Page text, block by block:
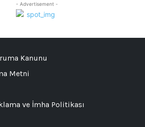
- Advertisement -
Kanunu
Metni
ve İmha Politikası